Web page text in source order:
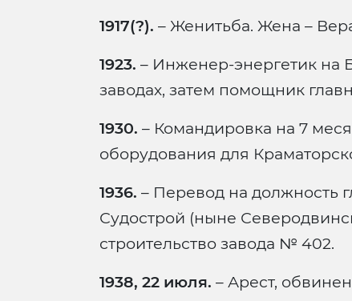
1917(?). – Женитьба. Жена –
1923. – Инженер-энергетик на
заводах, затем помощник
1930. – Командировка на 7
оборудования для
1936. – Перевод на должность
Судострой (ныне
строительство завода № 402.
1938, 22 июля. – Арест,